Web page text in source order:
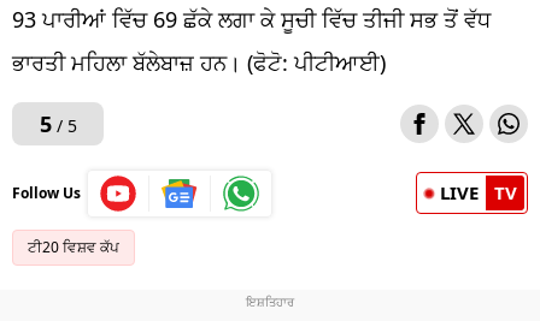
93 ਪਾਰੀਆਂ ਵਿੱਚ 69 ਛੱਕੇ ਲਗਾ ਕੇ ਸੂਚੀ ਵਿੱਚ ਤੀਜੀ ਸਭ ਤੋਂ ਵੱਧ
ਭਾਰਤੀ ਮਹਿਲਾ ਬੱਲੇਬਾਜ਼ ਹਨ। (ਫੋਟੋ: ਪੀਟੀਆਈ)
5/ 5
Follow Us LIVE TV
ਟੀ20 ਵਿਸ਼ਵ ਕੱਪ